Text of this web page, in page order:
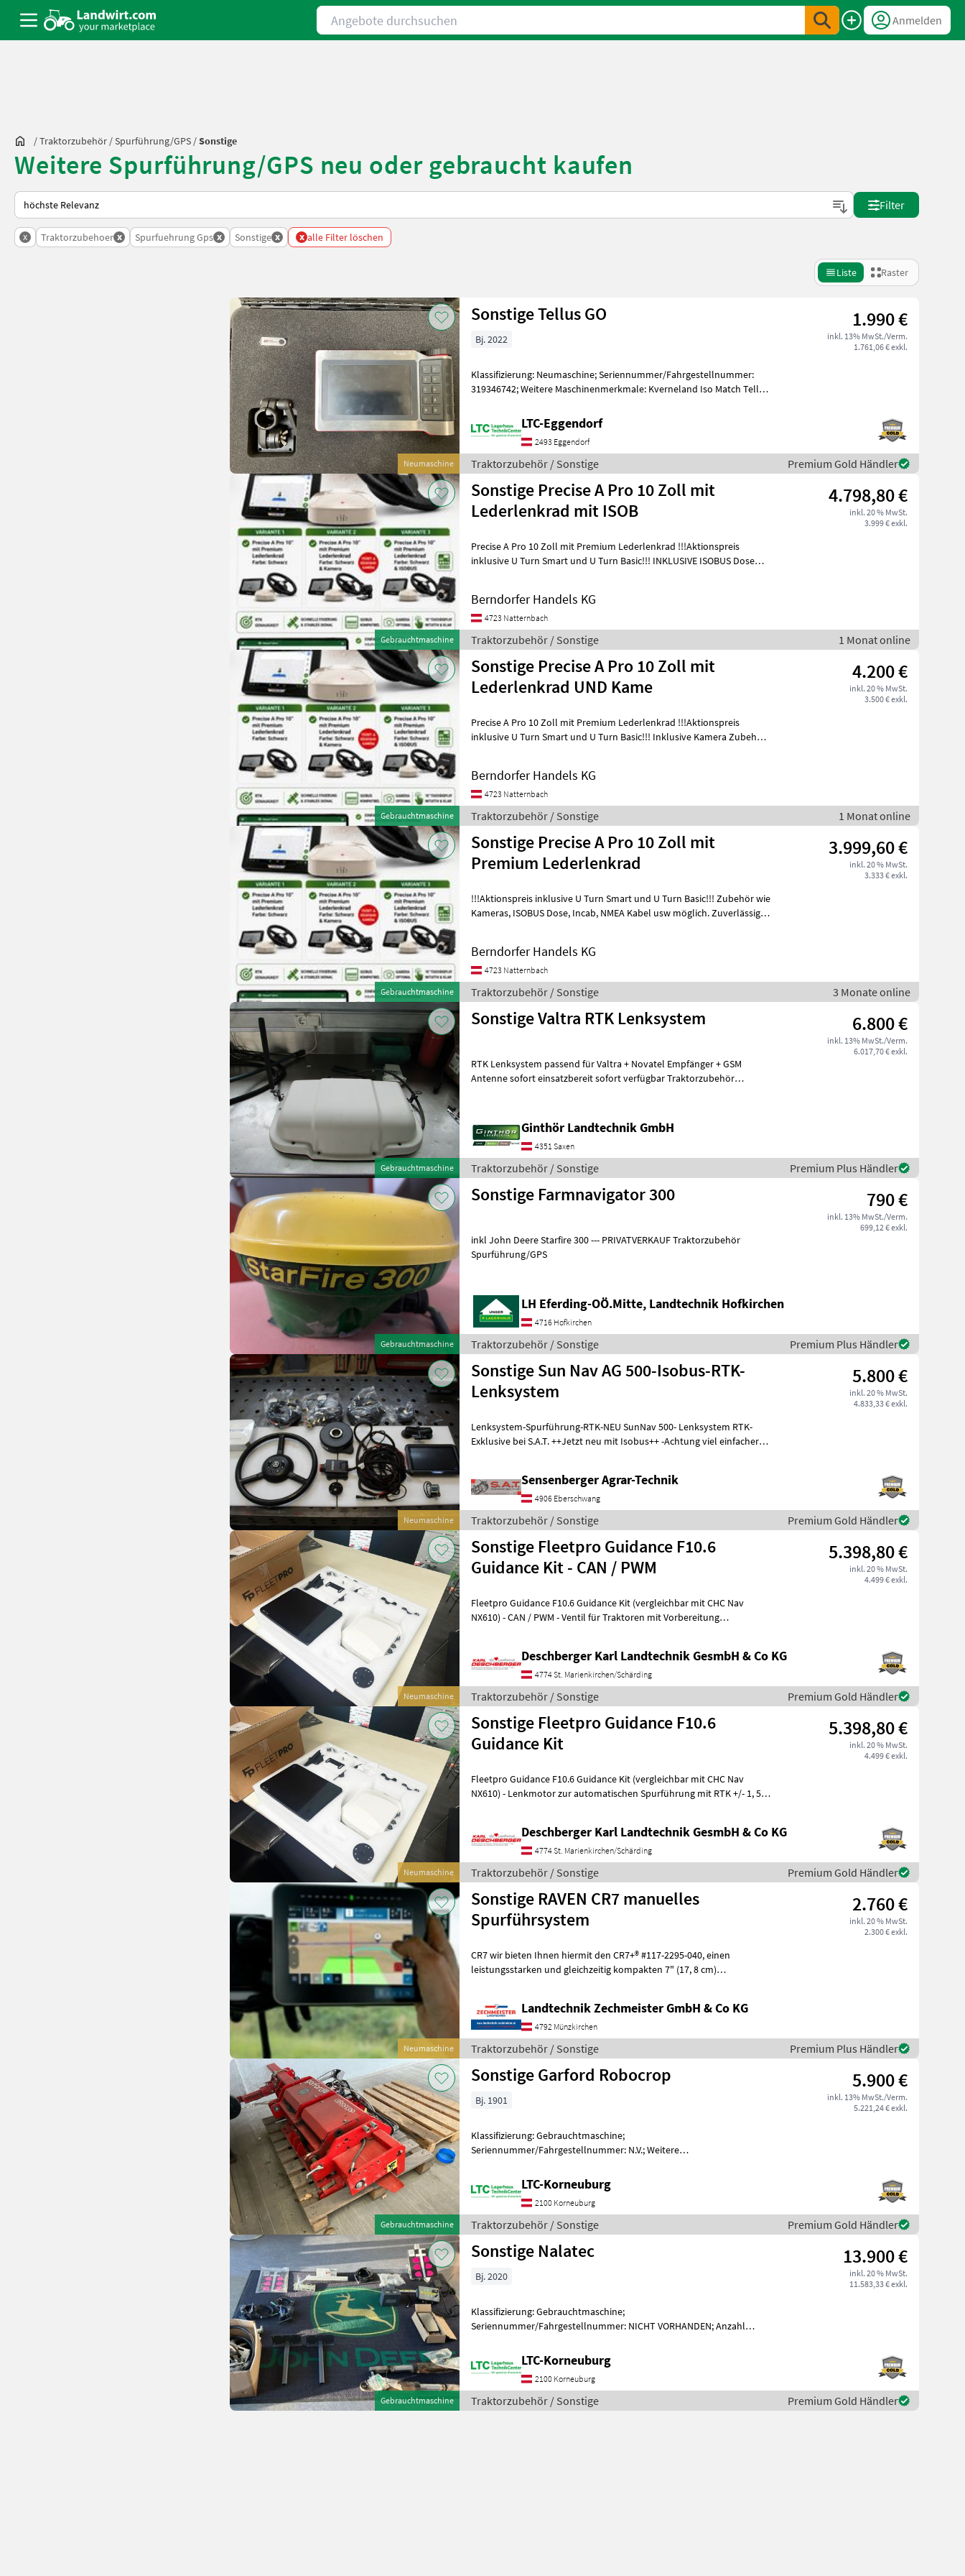
Angebote durchsuchen
Anmelden
/Traktorzubehör /Spurführung/GPS /Sonstige
Weitere Spurführung/GPS neu oder gebraucht kaufen
So wird auf Landwirt.com sortiert
Filter
x Traktorzubehoer x Spurfuehrung Gps x Sonstige x x alle Filter löschen
Liste Raster
Neumaschine
Sonstige Tellus GO 1.990 €
inkl. 13% MwSt./Verm.
1.761,06 € exkl.
Bj. 2022
Klassifizierung: Neumaschine; Seriennummer/Fahrgestellnummer:
319346742; Weitere Maschinenmerkmale: Kverneland Iso Match Tellus
LTC-Eggendorf
2493 Eggendorf
Traktorzubehör / Sonstige Premium Gold Händler
Gebrauchtmaschine
Sonstige Precise A Pro 10 Zoll mit
Lederlenkrad mit ISOB
4.798,80 €
inkl. 20 % MwSt.
3.999 € exkl.
Precise A Pro 10 Zoll mit Premium Lederlenkrad !!!Aktionspreis
inklusive U Turn Smart und U Turn Basic!!! INKLUSIVE ISOBUS Dose
Berndorfer Handels KG
4723 Natternbach
Traktorzubehör / Sonstige 1 Monat online
Gebrauchtmaschine
Sonstige Precise A Pro 10 Zoll mit
Lederlenkrad UND Kame
4.200 €
inkl. 20 % MwSt.
3.500 € exkl.
Precise A Pro 10 Zoll mit Premium Lederlenkrad !!!Aktionspreis
inklusive U Turn Smart und U Turn Basic!!! Inklusive Kamera Zubehör
Berndorfer Handels KG
4723 Natternbach
Traktorzubehör / Sonstige 1 Monat online
Gebrauchtmaschine
Sonstige Precise A Pro 10 Zoll mit
Premium Lederlenkrad
3.999,60 €
inkl. 20 % MwSt.
3.333 € exkl.
!!!Aktionspreis inklusive U Turn Smart und U Turn Basic!!! Zubehör wie
Kameras, ISOBUS Dose, Incab, NMEA Kabel usw möglich. Zuverlässiges
Berndorfer Handels KG
4723 Natternbach
Traktorzubehör / Sonstige 3 Monate online
Gebrauchtmaschine
Sonstige Valtra RTK Lenksystem 6.800 €
inkl. 13% MwSt./Verm.
6.017,70 € exkl.
RTK Lenksystem passend für Valtra + Novatel Empfänger + GSM
Antenne sofort einsatzbereit sofort verfügbar Traktorzubehör
Ginthör Landtechnik GmbH
4351 Saxen
Traktorzubehör / Sonstige Premium Plus Händler
Gebrauchtmaschine
Sonstige Farmnavigator 300 790 €
inkl. 13% MwSt./Verm.
699,12 € exkl.
inkl John Deere Starfire 300 --- PRIVATVERKAUF Traktorzubehör
Spurführung/GPS
LH Eferding-OÖ.Mitte, Landtechnik Hofkirchen
4716 Hofkirchen
Traktorzubehör / Sonstige Premium Plus Händler
Neumaschine
Sonstige Sun Nav AG 500-Isobus-RTK-
Lenksystem
5.800 €
inkl. 20 % MwSt.
4.833,33 € exkl.
Lenksystem-Spurführung-RTK-NEU SunNav 500- Lenksystem RTK-
Exklusive bei S.A.T. ++Jetzt neu mit Isobus++ -Achtung viel einfacherer
Sensenberger Agrar-Technik
4906 Eberschwang
Traktorzubehör / Sonstige Premium Gold Händler
Neumaschine
Sonstige Fleetpro Guidance F10.6
Guidance Kit - CAN / PWM
5.398,80 €
inkl. 20 % MwSt.
4.499 € exkl.
Fleetpro Guidance F10.6 Guidance Kit (vergleichbar mit CHC Nav
NX610) - CAN / PWM - Ventil für Traktoren mit Vorbereitung
Deschberger Karl Landtechnik GesmbH & Co KG
4774 St. Marienkirchen/Schärding
Traktorzubehör / Sonstige Premium Gold Händler
Neumaschine
Sonstige Fleetpro Guidance F10.6
Guidance Kit
5.398,80 €
inkl. 20 % MwSt.
4.499 € exkl.
Fleetpro Guidance F10.6 Guidance Kit (vergleichbar mit CHC Nav
NX610) - Lenkmotor zur automatischen Spurführung mit RTK +/- 1, 5
Deschberger Karl Landtechnik GesmbH & Co KG
4774 St. Marienkirchen/Schärding
Traktorzubehör / Sonstige Premium Gold Händler
Neumaschine
Sonstige RAVEN CR7 manuelles
Spurführsystem
2.760 €
inkl. 20 % MwSt.
2.300 € exkl.
CR7 wir bieten Ihnen hiermit den CR7+® #117-2295-040, einen
leistungsstarken und gleichzeitig kompakten 7" (17, 8 cm)
Landtechnik Zechmeister GmbH & Co KG
4792 Münzkirchen
Traktorzubehör / Sonstige Premium Plus Händler
Gebrauchtmaschine
Sonstige Garford Robocrop 5.900 €
inkl. 13% MwSt./Verm.
5.221,24 € exkl.
Bj. 1901
Klassifizierung: Gebrauchtmaschine;
Seriennummer/Fahrgestellnummer: N.V.; Weitere
Fragen stehen wir IhnenLTC-Korneuburg
2100 Korneuburg
Traktorzubehör / Sonstige Premium Gold Händler
Gebrauchtmaschine
Sonstige Nalatec 13.900 €
inkl. 20 % MwSt.
11.583,33 € exkl.
Bj. 2020
Klassifizierung: Gebrauchtmaschine;
Seriennummer/Fahrgestellnummer: NICHT VORHANDEN; Anzahl
LTC-Korneuburg
2100 Korneuburg
Traktorzubehör / Sonstige Premium Gold Händler